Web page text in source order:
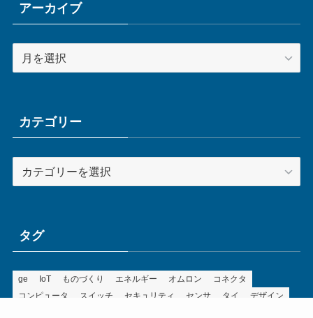
アーカイブ
ー
ブカテゴリー
テ
ータグ
ge IoT ものづくり エネルギー オムロン
コネクタ
コンピュータ
スイッチ セキュリティ センサ タイ
デザイン